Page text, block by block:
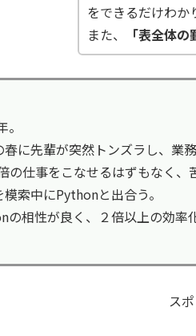
をできるだけわか
また、
「表全体
春に先輩が突然トンズラし、業
の仕事をこなせるはずもなく、
索中にPythonと出合う。
の相性が良く、２倍以上の効率
ス